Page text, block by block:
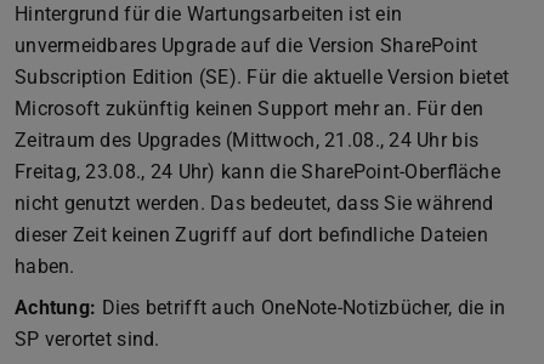
Hintergrund für die Wartungsarbeiten ist ein
unvermeidbares Upgrade auf die Version SharePoint
Subscription Edition (SE). Für die aktuelle Version bietet
Microsoft zukünftig keinen Support mehr an. Für den
Zeitraum des Upgrades (Mittwoch, 21.08., 24 Uhr bis
Freitag, 23.08., 24 Uhr) kann die SharePoint-Oberfläche
nicht genutzt werden. Das bedeutet, dass Sie während
dieser Zeit keinen Zugriff auf dort befindliche Dateien
haben.
Achtung: Dies betrifft auch OneNote-Notizbücher, die in
SP verortet sind.